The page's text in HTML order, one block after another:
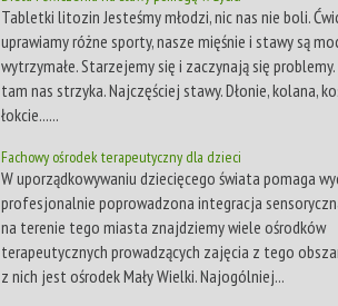
Tabletki litozin Jesteśmy młodzi, nic nas nie boli.
uprawiamy różne sporty, nasze mięśnie i stawy są
wytrzymałe. Starzejemy się i zaczynają się
tam nas strzyka. Najczęściej stawy. Dłonie, kolana,
łokcie......
Fachowy ośrodek terapeutyczny dla dzieci
W uporządkowywaniu dziecięcego świata pomaga
profesjonalnie poprowadzona integracja
na terenie tego miasta znajdziemy wiele ośrodków
terapeutycznych prowadzących zajęcia z tego
z nich jest ośrodek Mały Wielki. Najogólniej...